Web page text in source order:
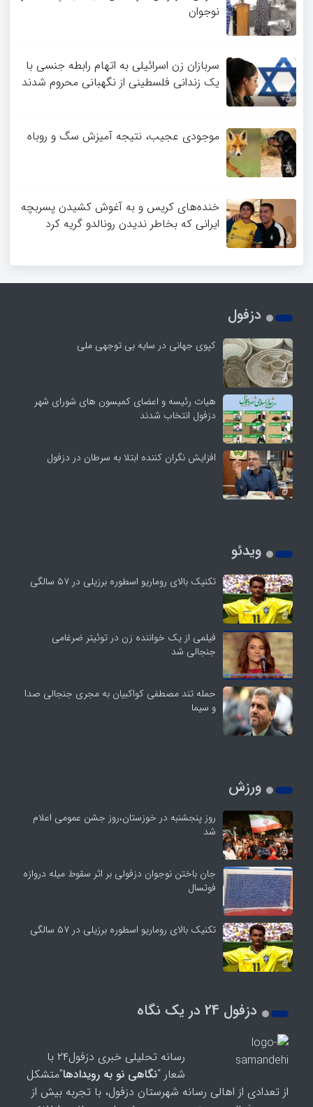
نوجوان
سربازان زن اسرائیلی به اتهام رابطه جنسی با
یک زندانی فلسطینی از نگهبانی محروم شدند
موجودی عجیب، نتیجه آمیزش سگ و روباه
خنده‌های کریس و به آغوش کشیدن پسربچه
ایرانی که بخاطر ندیدن رونالدو گریه کرد
دزفول
کپوی جهانی در سایه بی توجهی ملی
هیات رئیسه و اعضای کمیسون های شورای شهر
دزفول انتخاب شدند
افزایش نگران کننده ابتلا به سرطان در دزفول
ویدئو
تکنیک بالای روماریو اسطوره برزیلی در ۵۷ سالگی
فیلمی از یک خواننده زن در توئیتر ضرغامی
جنجالی شد
حمله تند مصطفی کواکبیان به مجری جنجالی صدا
و سیما
ورزش
روز پنجشنبه در خوزستان،روز جشن عمومی اعلام
شد
جان باختن نوجوان دزفولی بر اثر سقوط میله دروازه
فوتسال
تکنیک بالای روماریو اسطوره برزیلی در ۵۷ سالگی
دزفول 24 در یک نگاه
رسانه تحلیلی خبری دزفول۲۴ با
شعار “نگاهی نو به رویدادها”متشکل
از تعدادی از اهالی رسانه شهرستان دزفول، با تجربه بیش از